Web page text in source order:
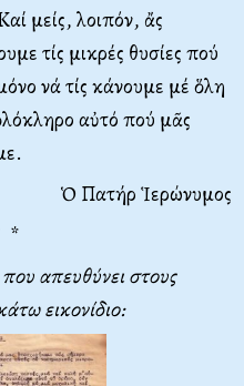
μείς, λοιπόν, ἄς
τίς μικρές θυσίες πού
νά τίς κάνουμε μέ ὅλη
αὐτό πού μᾶς
Ὁ Πατήρ Ἱερώνυμος
*
απευθύνει στους
εικονίδιο: